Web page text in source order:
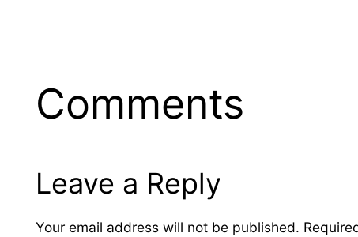
Comments
Leave a Reply
Your email address will not be published.